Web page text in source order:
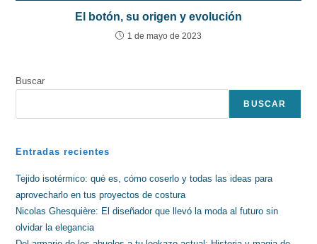
El botón, su origen y evolución
1 de mayo de 2023
Buscar
BUSCAR
Entradas recientes
Tejido isotérmico: qué es, cómo coserlo y todas las ideas para
aprovecharlo en tus proyectos de costura
Nicolas Ghesquière: El diseñador que llevó la moda al futuro sin
olvidar la elegancia